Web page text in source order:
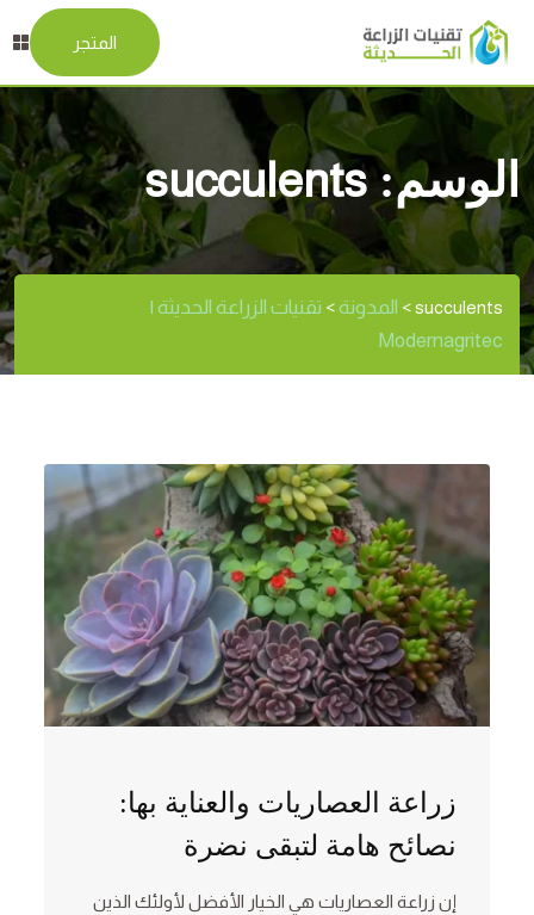
المتجر
الوسم:succulents
succulents
> المدونة> تقنيات الزراعة الحديثة |
Modernagritec
زراعة العصاريات والعناية بها:
نصائح هامة لتبقى نضرة
إن زراعة العصاريات هي الخيار الأفضل لأولئك الذين